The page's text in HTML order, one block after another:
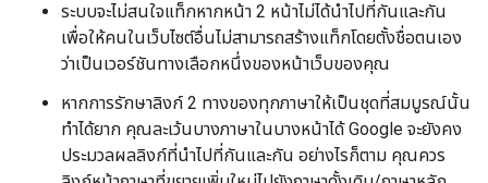
ระบบจะไม่สนใจแท็กหากหน้า 2 หน้าไม่ได้นำไปที่กันและกัน
เพื่อให้คนในเว็บไซต์อื่นไม่สามารถสร้างแท็กโดยตั้งชื่อตนเอง
ว่าเป็นเวอร์ชันทางเลือกหนึ่งของหน้าเว็บของคุณ
หากการรักษาลิงก์ 2 ทางของทุกภาษาให้เป็นชุดที่สมบูรณ์นั้น
ทำได้ยาก คุณละเว้นบางภาษาในบางหน้าได้ Google จะยังคง
ประมวลผลลิงก์ที่นำไปที่กันและกัน อย่างไรก็ตาม คุณควร